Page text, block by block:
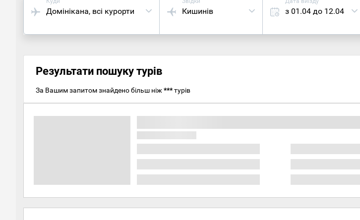
Домінікана, всі курорти Кишинів з 01.04 до 12.04
Результати пошуку турів
За Вашим запитом знайдено більш ніж ***турів